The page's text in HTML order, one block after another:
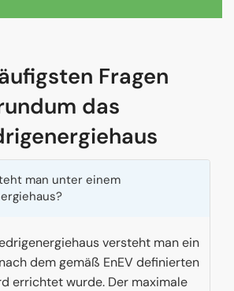
Fragen
das
man unter einem
versteht man ein
dem gemäß EnEV definierten
errichtet wurde. Der maximale